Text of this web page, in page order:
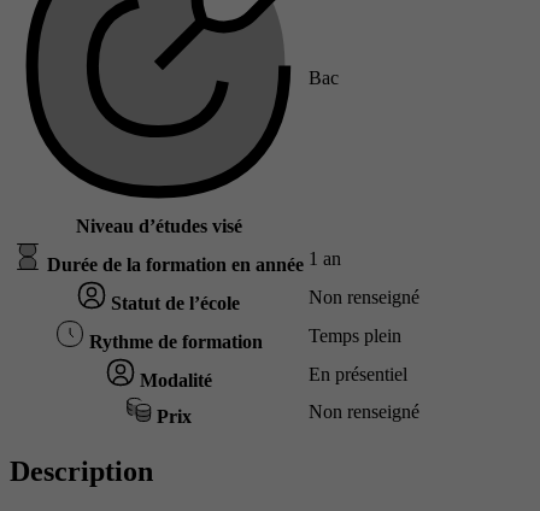
Niveau d’études visé
Bac
Durée de la formation en année 1 an
Statut de l’école Non renseigné
Rythme de formation Temps plein
Modalité En présentiel
Prix Non renseigné
Description